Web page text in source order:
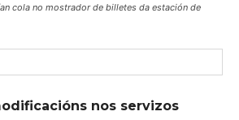
cola no mostrador de billetes da estación de
nos servizos